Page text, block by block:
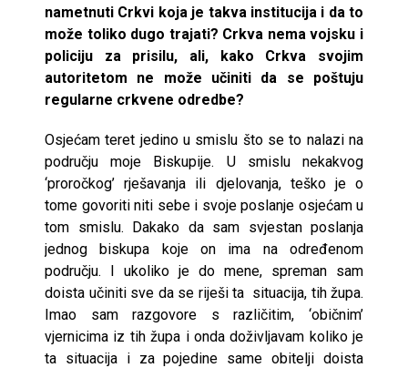
nametnuti Crkvi koja je takva institucija i da to
može toliko dugo trajati? Crkva nema vojsku i
policiju za prisilu, ali, kako Crkva svojim
autoritetom ne može učiniti da se poštuju
regularne crkvene odredbe?
Osjećam teret jedino u smislu što se to nalazi na
području moje Biskupije. U smislu nekakvog
‘proročkog’ rješavanja ili djelovanja, teško je o
tome govoriti niti sebe i svoje poslanje osjećam u
tom smislu. Dakako da sam svjestan poslanja
jednog biskupa koje on ima na određenom
području. I ukoliko je do mene, spreman sam
doista učiniti sve da se riješi ta situacija, tih župa.
Imao sam razgovore s različitim, ‘običnim’
vjernicima iz tih župa i onda doživljavam koliko je
ta situacija i za pojedine same obitelji doista